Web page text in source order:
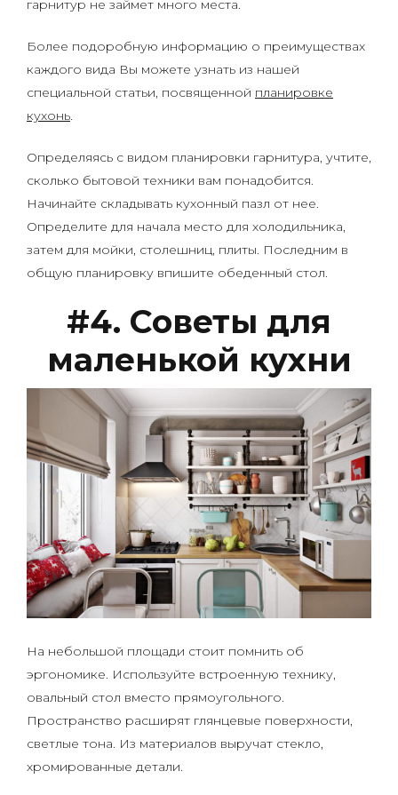
гарнитур не займет много места.
Более подоробную информацию о преимуществах
каждого вида Вы можете узнать из нашей
специальной статьи, посвященной планировке
кухонь.
Определяясь с видом планировки гарнитура, учтите,
сколько бытовой техники вам понадобится.
Начинайте складывать кухонный пазл от нее.
Определите для начала место для холодильника,
затем для мойки, столешниц, плиты. Последним в
общую планировку впишите обеденный стол.
#4. Советы для
маленькой кухни
На небольшой площади стоит помнить об
эргономике. Используйте встроенную технику,
овальный стол вместо прямоугольного.
Пространство расширят глянцевые поверхности,
светлые тона. Из материалов выручат стекло,
хромированные детали.